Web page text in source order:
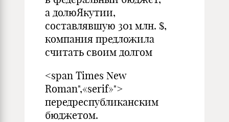
а долюЯкутии,
составлявшую 301 млн. $,
компания предложила
считать своим долгом
<span Times New
Roman",«serif»">
передреспубликанским
бюджетом.